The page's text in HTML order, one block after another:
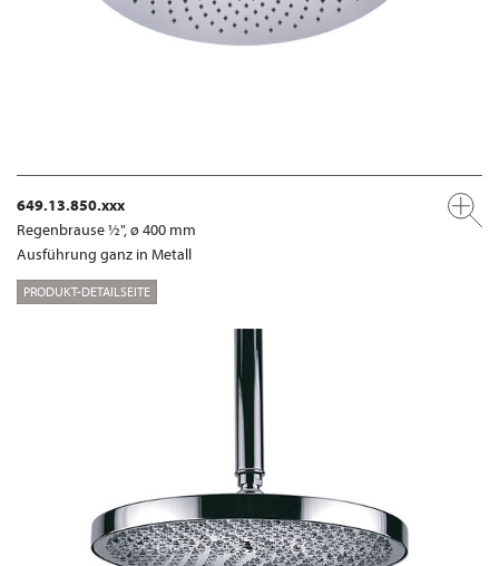
649.13.850.xxx
Regenbrause ½", ø 400 mm
Ausführung ganz in Metall
PRODUKT-DETAILSEITE